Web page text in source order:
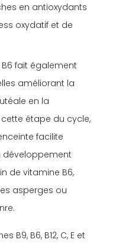
en antioxydants
oxydatif et de
fait également
améliorant la
en la
étape du cycle,
facilite
développement
de vitamine B6,
asperges ou
B9, B6, B12, C, E et